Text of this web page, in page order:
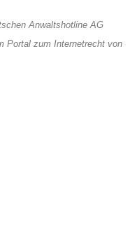
Anwaltshotline AG
Portal zum Internetrecht von